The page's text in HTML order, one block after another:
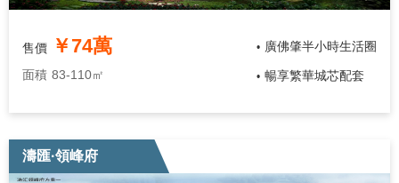
售價 ￥74萬
面積 83-110㎡
• 廣佛肇半小時生活圈
• 暢享繁華城芯配套
濤匯·領峰府